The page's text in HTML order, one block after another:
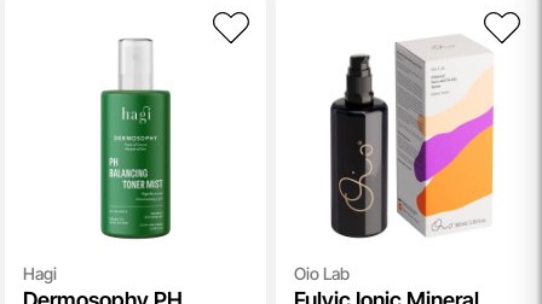
Hagi Oio Lab